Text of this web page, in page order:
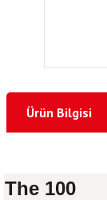
Ürün Bilgisi
The 100